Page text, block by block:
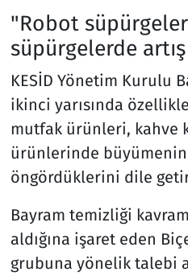
"Robot süpürgeler
süpürgelerde
KESİD Yönetim Kurulu
ikinci yarısında
mutfak ürünleri, kahve
ürünlerinde
öngördüklerini dile
Bayram temizliği
aldığına işaret eden
grubuna yönelik talebi